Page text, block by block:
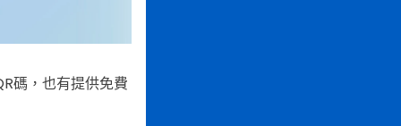
碼，也有提供免費